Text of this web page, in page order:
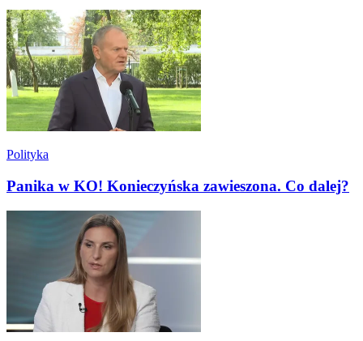
Polityka
Panika w KO! Konieczyńska zawieszona. Co dalej?